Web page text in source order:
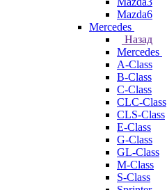
Mazda6
Mercedes
Назад
Mercedes
A-Class
B-Class
C-Class
CLC-Class
CLS-Class
E-Class
G-Class
GL-Class
M-Class
S-Class